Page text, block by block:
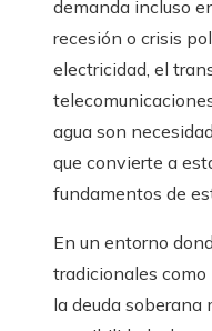
demanda incluso
recesión o crisis
electricidad, el
agua son
que convierte a
fundamentos de
En un entorno
tradicionales
la deuda soberana